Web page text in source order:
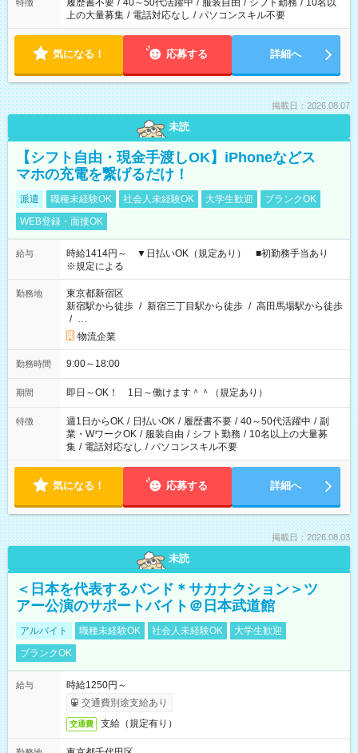
特徴 履歴書不要 / 40～50代活躍中 / 服装自由 / シフト勤務 / 10名以
上の大量募集 / 電話対応なし / パソコンスキル不要
気になる！ 応募する 詳細へ
掲載日：2026.08.07
未読
【シフト自由・現金手渡しOK】iPhoneなどス
マホの充電を繋げるだけ！
派遣 職種未経験OK 社会人未経験OK 大学生歓迎
ブランクOK
WEB登録・面接OK
給与
時給1414円～ ▼日払いOK（規定あり） ■初勤務手当あり
※規定による
勤務地
東京都新宿区
新宿駅から徒歩 / 新宿三丁目駅から徒歩 / 高田馬場駅から徒歩
/ …
物流企業
勤務時間 9:00～18:00
期間 即日～OK！ 1日～働けます＾＾（規定あり）
特徴 週1日からOK / 日払いOK / 履歴書不要 / 40～50代活躍中 / 副
業・WワークOK / 服装自由 / シフト勤務 / 10名以上の大量募
集 / 電話対応なし / パソコンスキル不要
気になる！ 応募する 詳細へ
掲載日：2026.08.03
未読
＜日本を代表するバンド＊サカナクション＞ツ
アー公演のサポートバイト＠日本武道館
アルバイト 職種未経験OK 社会人未経験OK
大学生歓迎
ブランクOK
給与
時給1250円～
交通費別途支給あり
交通費 支給（規定有り）